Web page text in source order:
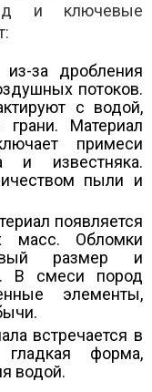
и ключевые
из-за дробления
потоков.
с водой,
Материал
примеси
и известняка.
пыли и
появляется
масс. Обломки
размер и
В смеси пород
элементы,
встречается в
гладкая форма,
водой.